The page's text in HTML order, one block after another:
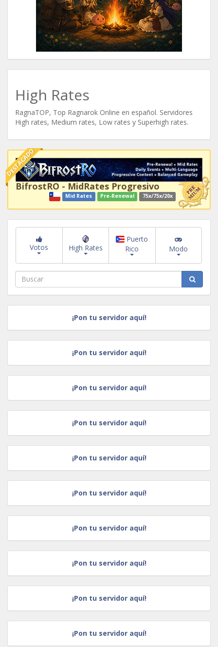
High Rates
RagnaTOP, Top Ragnarok Online en español. Servidores
High rates, Medium rates, Low rates y Superhigh rates.
DESTACADO
BifrostRO - MidRates Progresivo
Mid Rates Pre-Renewal 75x/75x/20x
Votos High Rates
Puerto
Rico
Modo
¡Pon tu servidor aquí!
¡Pon tu servidor aquí!
¡Pon tu servidor aquí!
¡Pon tu servidor aquí!
¡Pon tu servidor aquí!
¡Pon tu servidor aquí!
¡Pon tu servidor aquí!
¡Pon tu servidor aquí!
¡Pon tu servidor aquí!
¡Pon tu servidor aquí!